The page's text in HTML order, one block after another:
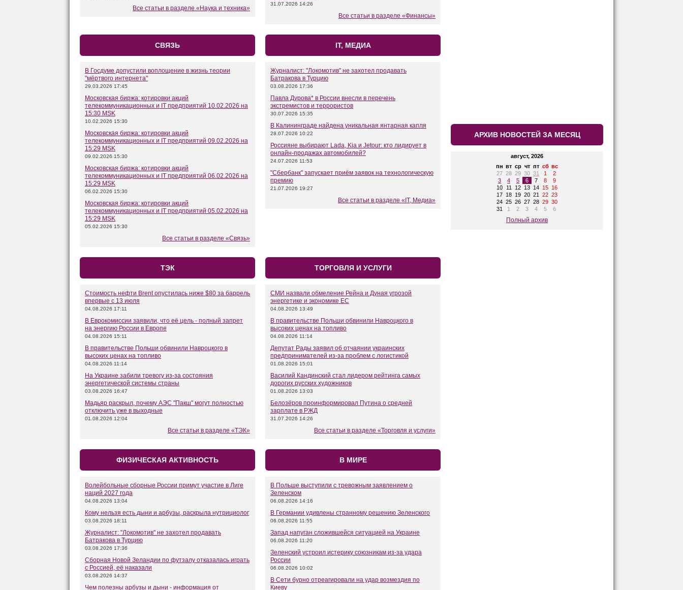
Все статьи в разделе «Наука и техника»
31.07.2026 14:26
Все статьи в разделе «Финансы»
СВЯЗЬ
В Госдуме допустили воплощение в жизнь теории
"мёртвого интернета"
29.03.2026 17:45
Московская биржа: котировки акций
телекоммуникационных и IT предприятий 10.02.2026 на
15:30 MSK
10.02.2026 15:30
Московская биржа: котировки акций
телекоммуникационных и IT предприятий 09.02.2026 на
15:29 MSK
09.02.2026 15:30
Московская биржа: котировки акций
телекоммуникационных и IT предприятий 06.02.2026 на
15:29 MSK
06.02.2026 15:30
Московская биржа: котировки акций
телекоммуникационных и IT предприятий 05.02.2026 на
15:29 MSK
05.02.2026 15:30
Все статьи в разделе «Связь»
IT, МЕДИА
Журналист: "Локомотив" не захотел продавать
Батракова в Турцию
03.08.2026 17:36
Павла Дурова* в России внесли в перечень
экстремистов и террористов
30.07.2026 15:35
В Калининграде найдена уникальная янтарная капля
28.07.2026 10:22
Россияне выбирают Lada, Kia и Jetour: кто лидирует в
онлайн-продажах автомобилей?
24.07.2026 11:53
"Сбербанк" запускает приём заявок на технологическую
премию
21.07.2026 19:27
Все статьи в разделе «IT, Медиа»
ТЭК
Стоимость нефти Brent опустилась ниже $80 за баррель
впервые с 13 июля
04.08.2026 17:11
В Еврокомиссии заявили, что её цель - полный запрет
на энергию России в Европе
04.08.2026 15:11
В правительстве Польши обвинили Навроцкого в
высоких ценах на топливо
04.08.2026 11:14
На Украине забили тревогу из-за состояния
энергетической системы страны
03.08.2026 16:47
Мадьяр раскрыл, почему АЭС "Пакш" могут полностью
отключить уже в выходные
01.08.2026 12:04
Все статьи в разделе «ТЭК»
ТОРГОВЛЯ И УСЛУГИ
СМИ назвали обмеление Рейна и Дуная угрозой
энергетике и экономике ЕС
04.08.2026 13:49
В правительстве Польши обвинили Навроцкого в
высоких ценах на топливо
04.08.2026 11:14
Депутат Рады заявил об отчаянии украинских
предпринимателей из-за проблем с логистикой
01.08.2026 15:01
Василий Кандинский стал лидером рейтинга самых
дорогих русских художников
01.08.2026 13:03
Белозёров проинформировал Путина о средней
зарплате в РЖД
31.07.2026 14:26
Все статьи в разделе «Торговля и услуги»
ФИЗИЧЕСКАЯ АКТИВНОСТЬ
Волейбольные сборные России примут участие в Лиге
наций 2027 года
04.08.2026 13:04
Кому нельзя есть дыни и арбузы, раскрыла нутрициолог
03.08.2026 18:11
Журналист: "Локомотив" не захотел продавать
Батракова в Турцию
03.08.2026 17:36
Сборная Новой Зеландии по футзалу отказалась играть
с Россией, её наказали
03.08.2026 14:37
Чем полезны арбузы и дыни - информация от
В МИРЕ
В Польше выступили с тревожным заявлением о
Зеленском
06.08.2026 14:16
В Германии удивлены странному решению Зеленского
06.08.2026 11:55
Запад напуган сложившейся ситуацией на Украине
06.08.2026 11:20
Зеленский устроил истерику союзникам из-за удара
России
06.08.2026 10:02
В Сети бурно отреагировали на удар возмездия по
Киеву
АРХИВ НОВОСТЕЙ ЗА МЕСЯЦ
август, 2026
пн вт ср чт пт сб вс
27 28 29 30 31 1
2
3
4 5 6 7 8
9
10
11 12 13 14 15 16
17 18 19 20 21 22 23
24 25 26 27 28 29 30
31
1 2 3 4 5 6
Полный архив